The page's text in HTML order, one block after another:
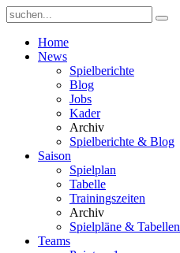
Home
News
Spielberichte
Blog
Jobs
Kader
Archiv
Spielberichte & Blog
Saison
Spielplan
Tabelle
Trainingszeiten
Archiv
Spielpläne & Tabellen
Teams